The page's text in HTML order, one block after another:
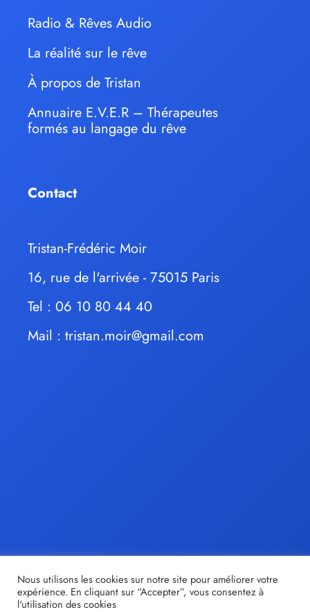
Radio & Rêves Audio
La réalité sur le rêve
À propos de Tristan
Annuaire E.V.E.R – Thérapeutes
formés au langage du rêve
Contact
Tristan-Frédéric Moir
16, rue de l'arrivée - 75015 Paris
Tel : 06 10 80 44 40
Mail : tristan.moir@gmail.com
Nous utilisons les cookies sur notre site pour améliorer votre
expérience. En cliquant sur “Accepter”, vous consentez à
l'utilisation des cookies